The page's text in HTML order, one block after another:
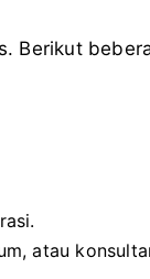
Berikut
atau